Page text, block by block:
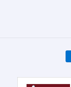
決
済
方